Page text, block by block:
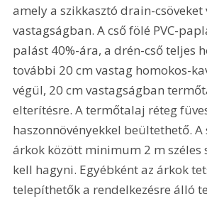
amely a szikkasztó drain-csöveket
vastagságban. A cső fölé PVC-
palást 40%-ára, a drén-cső teljes
további 20 cm vastag homokos-
végül, 20 cm vastagságban
elterítésre. A termőtalaj réteg
haszonnövényekkel beültethető.
árkok között minimum 2 m széles
kell hagyni. Egyébként az árkok
telepíthetők a rendelkezésre álló